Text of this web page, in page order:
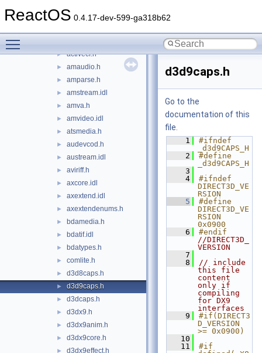
ReactOS 0.4.17-dev-599-ga318b62
► crt
► activecf.h
► amaudio.h
► amparse.h
► amstream.idl
► amva.h
► amvideo.idl
► atsmedia.h
► audevcod.h
► austream.idl
► aviriff.h
► axcore.idl
► axextend.idl
► axextendenums.h
► bdamedia.h
► bdatif.idl
► bdatypes.h
► comlite.h
► d3d8caps.h
► d3d9caps.h
► d3dcaps.h
► d3dx9.h
► d3dx9anim.h
► d3dx9core.h
► d3dx9effect.h
d3d9caps.h
Go to the
documentation of this
file.
    1
#ifndef
_d3d9CAPS_H
    2
#define
_d3d9CAPS_H
    3
    4
#ifndef
DIRECT3D_VE
RSION
    5
#define
DIRECT3D_VE
RSION
0x0900
    6
//DIRECT3D_
VERSION
    7
    8
// include
this file
content
only if
compiling
for DX9
interfaces
    9
#if(DIRECT3
D_VERSION
>= 0x0900)
   10
   11
#if